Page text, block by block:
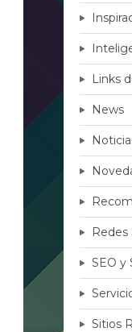
Links
News
Redes
SEO y
Sitios